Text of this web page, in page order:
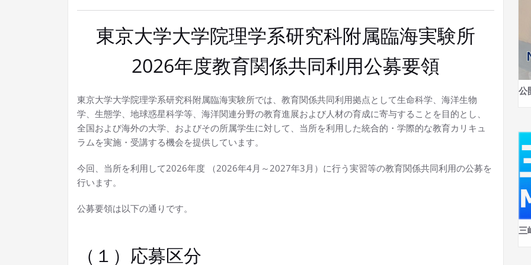
東京大学大学院理学系研究科附属臨海実験所
2026年度教育関係共同利用公募要領
東京大学大学院理学系研究科附属臨海実験所では、教育関係共同利用拠点として生命科学、海洋生物
学、生態学、地球惑星科学等、海洋関連分野の教育進展および人材の育成に寄与することを目的とし、
全国および海外の大学、およびその所属学生に対して、当所を利用した統合的・学際的な教育カリキュ
ラムを実施・受講する機会を提供しています。
今回、当所を利用して2026年度 （2026年4月～2027年3月）に行う実習等の教育関係共同利用の公募を
行います。
公募要領は以下の通りです。
（１）応募区分
公
三